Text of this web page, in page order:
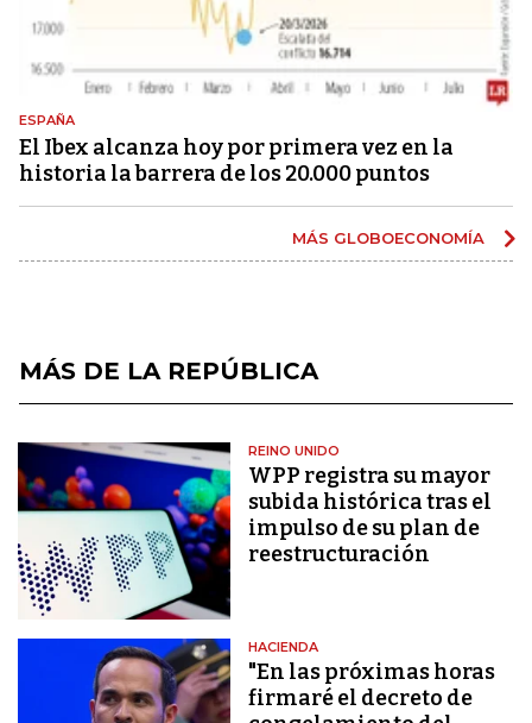
ESPAÑA
El Ibex alcanza hoy por primera vez en la
historia la barrera de los 20.000 puntos
MÁS GLOBOECONOMÍA
MÁS DE LA REPÚBLICA
REINO UNIDO
WPP registra su mayor
subida histórica tras el
impulso de su plan de
reestructuración
HACIENDA
"En las próximas horas
firmaré el decreto de